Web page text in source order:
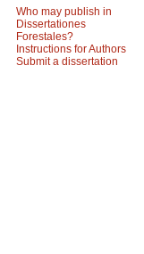
Who may publish in
Dissertationes
Forestales?
Instructions for Authors
Submit a dissertation